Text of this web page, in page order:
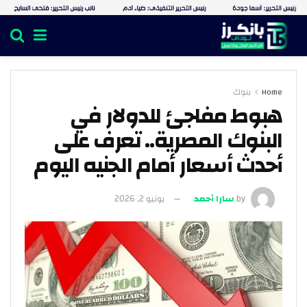
Home بنوك
هبوط مفاجئ للدولار في
البنوك المصرية.. تعرف على
أحدث أسعار أمام الجنيه اليوم
byسارا أحمد يونيو 2, 2026